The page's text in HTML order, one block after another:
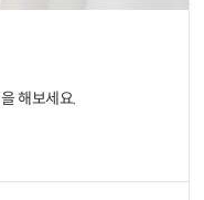
해보세요.